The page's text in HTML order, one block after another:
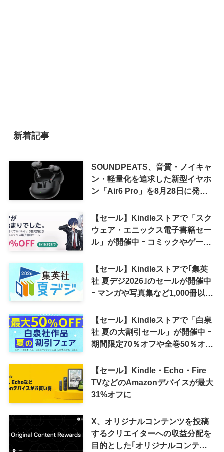
新着記事
SOUNDPEATS、音質・ノイキャ
ン・軽量化を追求した新型イヤホ
ン「Air6 Pro」を8月28日に発売
【セール】Kindleストアで「スク
ウェア・エニックス電子書籍セー
ル」が開催中 ｰ コミックやゲーム
【セール】Kindleストアで｢集英
社 夏デジ2026｣のセールが開催中
ｰ マンガや写真集など1,000冊以上
【セール】Kindleストアで「白泉
社 夏の大割引セール」が開催中 ｰ
期間限定70％オフや全巻50％オフ
【セール】Kindle・Echo・Fire
TVなどのAmazonデバイスが最大
31%オフに
X、オリジナルコンテンツを投稿
するクリエイターへの収益分配を
目的とした｢オリジナルコンテン